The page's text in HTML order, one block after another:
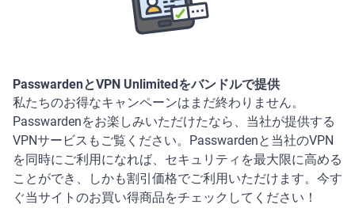
PasswardenとVPN Unlimitedをバンドルで提供
私たちのお得なキャンペーンはまだ終わりません。
Passwardenをお楽しみいただけたなら、当社が提供する
VPNサービスもご覧ください。Passwardenと当社のVPN
を同時にご利用になれば、セキュリティを最大限に高める
ことができ、しかも割引価格でご利用いただけます。今す
ぐ当サイトのお買い得商品をチェックしてください！